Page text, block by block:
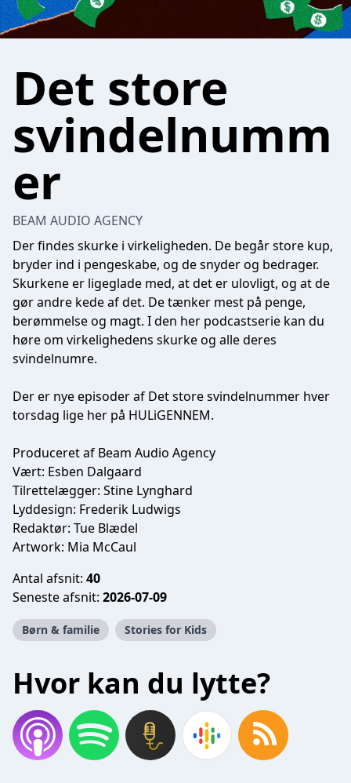
Det store
svindelnumm
er
BEAM AUDIO AGENCY
Der findes skurke i virkeligheden. De begår store kup,
bryder ind i pengeskabe, og de snyder og bedrager.
Skurkene er ligeglade med, at det er ulovligt, og at de
gør andre kede af det. De tænker mest på penge,
berømmelse og magt. I den her podcastserie kan du
høre om virkelighedens skurke og alle deres
svindelnumre.
Der er nye episoder af Det store svindelnummer hver
torsdag lige her på HULiGENNEM.
Produceret af Beam Audio Agency
Vært: Esben Dalgaard
Tilrettelægger: Stine Lynghard
Lyddesign: Frederik Ludwigs
Redaktør: Tue Blædel
Artwork: Mia McCaul
Antal afsnit: 40
Seneste afsnit: 2026-07-09
Børn & familie Stories for Kids
Hvor kan du lytte?